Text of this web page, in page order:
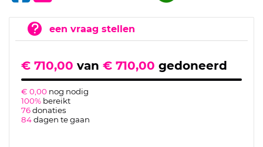
een vraag stellen
€ 710,00 van € 710,00 gedoneerd
€ 0,00 nog nodig
100% bereikt
76donaties
84dagen te gaan